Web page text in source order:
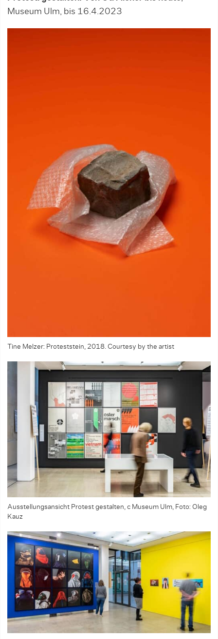
Museum Ulm, bis 16.4.2023
Tine Melzer: Proteststein, 2018. Courtesy by the artist
Ausstellungsansicht Protest gestalten, c Museum Ulm, Foto: Oleg
Kauz